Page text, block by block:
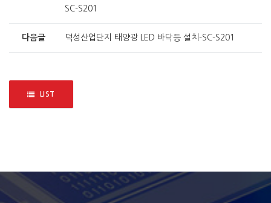
SC-S201
다음글 덕성산업단지 태양광 LED 바닥등 설치-SC-S201
LIST